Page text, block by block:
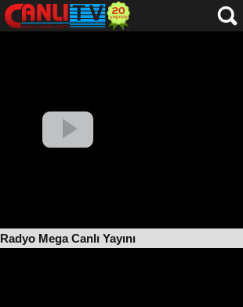
Radyo Mega Canlı Yayını